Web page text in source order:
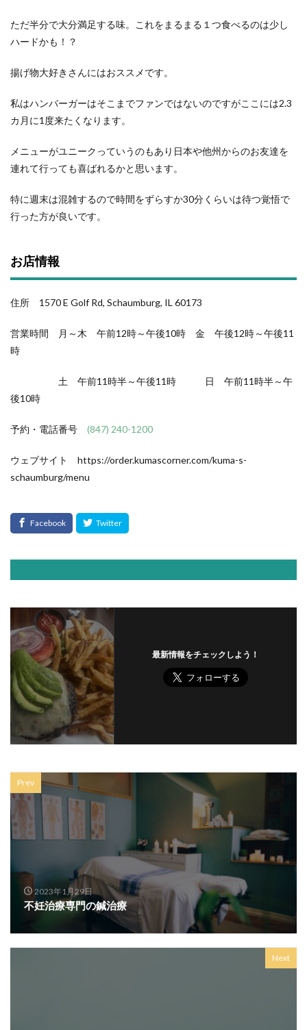
ただ半分で大分満足する味。これをまるまる１つ食べるのは少し
ハードかも！？
揚げ物大好きさんにはおススメです。
私はハンバーガーはそこまでファンではないのですがここには2.3
カ月に1度来たくなります。
メニューがユニークっていうのもあり日本や他州からのお友達を
連れて行っても喜ばれるかと思います。
特に週末は混雑するので時間をずらすか30分くらいは待つ覚悟で
行った方が良いです。
お店情報
住所 1570 E Golf Rd, Schaumburg, IL 60173
営業時間 月～木 午前12時～午後10時 金 午後12時～午後11
時
土 午前11時半～午後11時 日 午前11時半～午
後10時
予約・電話番号 (847) 240-1200
ウェブサイト https://order.kumascorner.com/kuma-s-
schaumburg/menu
最新情報をチェックしよう！
Prev
2023年1月29日
不妊治療専門の鍼治療
Next